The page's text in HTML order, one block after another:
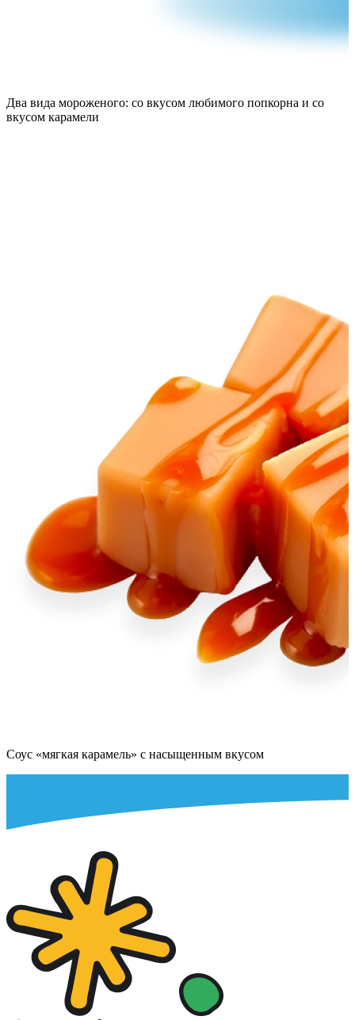
Два вида мороженого: со вкусом любимого попкорна и со
вкусом карамели
Соус «мягкая карамель» с насыщенным вкусом